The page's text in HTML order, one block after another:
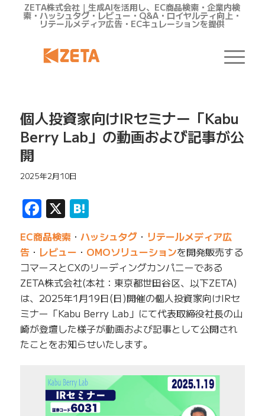
ZETA株式会社｜生成AIを活用し、EC商品検索・企業内検
索・ハッシュタグ・レビュー・Q&A・ロイヤルティ向上・
リテールメディア広告・ECキュレーションを提供
個人投資家向けIRセミナー「Kabu
Berry Lab」の動画および記事が公
開
2025年2月10日
Facebook
X Hatena
EC商品検索・ ハッシュタグ・ リテールメディア広
告・ レビュー ・ OMOソリューションを開発販売する
コマースとCXのリーディングカンパニーである
ZETA株式会社(本社：東京都世田谷区、以下ZETA)
は、2025年1月19日(日)開催の個人投資家向けIRセ
ミナー「Kabu Berry Lab」にて代表取締役社長の山
崎が登壇した様子が動画および記事として公開され
たことをお知らせいたします。